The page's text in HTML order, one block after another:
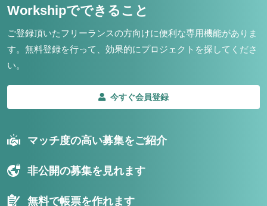
Workshipでできること
ご登録頂いたフリーランスの方向けに便利な専用機能がありま
す。 無料登録を行って、効果的にプロジェクトを探してくださ
い。
今すぐ会員登録
マッチ度の高い募集をご紹介
非公開の募集を見れます
無料で帳票を作れます